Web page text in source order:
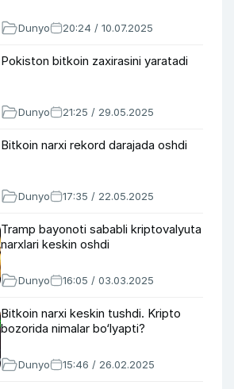
Dunyo 20:24 / 10.07.2025
Pokiston bitkoin zaxirasini yaratadi
Dunyo 21:25 / 29.05.2025
Bitkoin narxi rekord darajada oshdi
Dunyo 17:35 / 22.05.2025
Tramp bayonoti sababli kriptovalyuta
narxlari keskin oshdi
Dunyo 16:05 / 03.03.2025
Bitkoin narxi keskin tushdi. Kripto
bozorida nimalar bo‘lyapti?
Dunyo 15:46 / 26.02.2025